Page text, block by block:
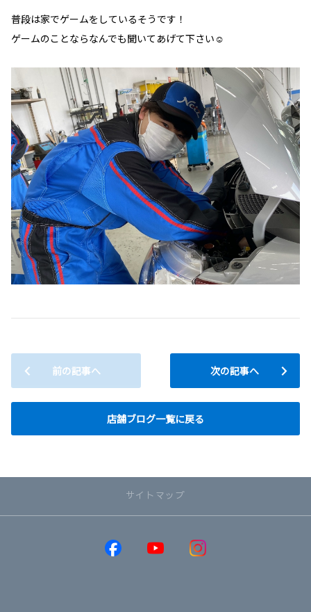
普段は家でゲームをしているそうです！
ゲームのことならなんでも聞いてあげて下さい☺
前の記事へ
店舗ブログ一覧に戻る
次の記事へ
サイトマップ